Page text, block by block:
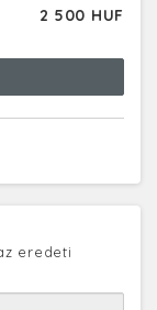
2 500 HUF
eredeti